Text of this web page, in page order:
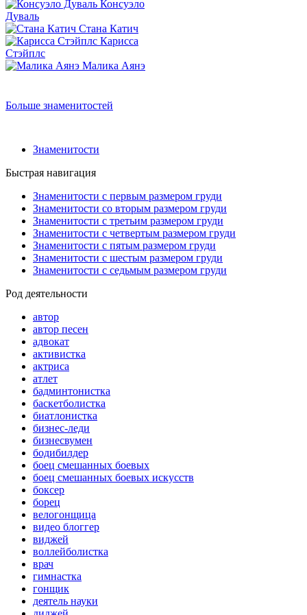
Консуэло
Дуваль
Стана Катич
Карисса
Стэйплс
Малика Аянэ
Больше знаменитостей
Знаменитости
Быстрая навигация
Знаменитости с первым размером груди
Знаменитости со вторым размером груди
Знаменитости с третьим размером груди
Знаменитости с четвертым размером груди
Знаменитости с пятым размером груди
Знаменитости с шестым размером груди
Знаменитости с седьмым размером груди
Род деятельности
автор
автор песен
адвокат
активистка
актриса
атлет
бадминтонистка
баскетболистка
биатлонистка
бизнес-леди
бизнесвумен
бодибилдер
боец смешанных боевых
боец смешанных боевых искусств
боксер
борец
велогонщица
видео блоггер
виджей
воллейболистка
врач
гимнастка
гонщик
деятель науки